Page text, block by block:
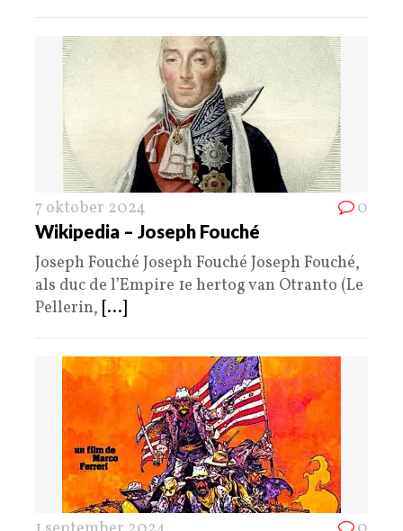
7 oktober 2024 0
Wikipedia – Joseph Fouché
Joseph Fouché Joseph Fouché Joseph Fouché,
als duc de l’Empire 1e hertog van Otranto (Le
Pellerin, [...]